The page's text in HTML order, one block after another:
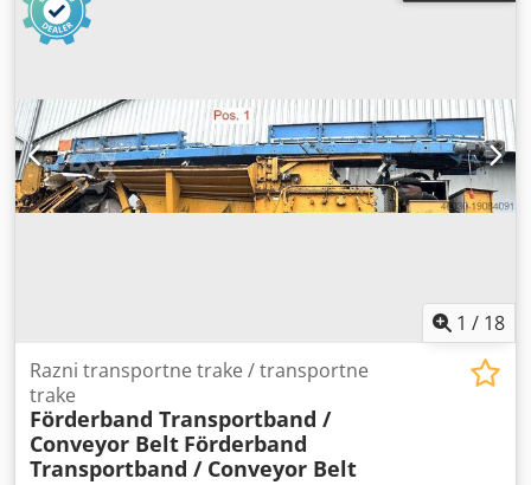
1 / 18
Razni transportne trake / transportne
trake
Förderband Transportband /
Conveyor Belt Förderband
Transportband / Conveyor Belt